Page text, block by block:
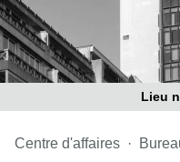
Coworking
Tournai
Salle de
conférence
Lieu
Centre d'affaires